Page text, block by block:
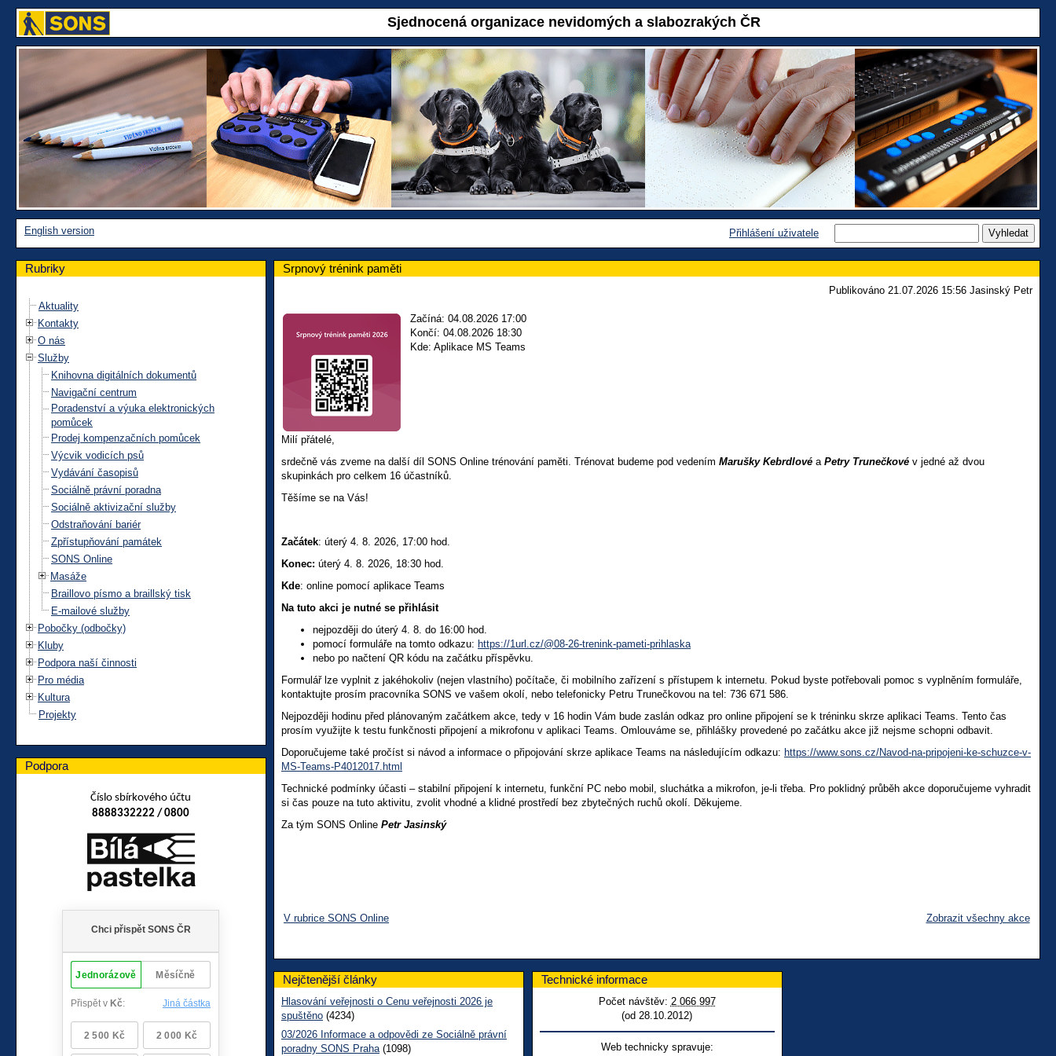
Sjednocená organizace nevidomých a slabozrakých ČR
English version Přihlášení uživatele
Rubriky
Aktuality
Kontakty
O nás
Služby
Knihovna digitálních dokumentů
Navigační centrum
Poradenství a výuka elektronických
pomůcek
Prodej kompenzačních pomůcek
Výcvik vodicích psů
Vydávání časopisů
Sociálně právní poradna
Sociálně aktivizační služby
Odstraňování bariér
Zpřístupňování památek
SONS Online
Masáže
Braillovo písmo a braillský tisk
E-mailové služby
Pobočky (odbočky)
Kluby
Podpora naší činnosti
Pro média
Kultura
Projekty
Srpnový trénink paměti
Publikováno 21.07.2026 15:56 Jasinský Petr
Začíná: 04.08.2026 17:00
Končí: 04.08.2026 18:30
Kde: Aplikace MS Teams
Milí přátelé,
srdečně vás zveme na další díl SONS Online trénování paměti. Trénovat budeme pod vedením Marušky Kebrdlové a Petry Trunečkové v jedné až dvou
skupinkách pro celkem 16 účastníků.
Těšíme se na Vás!
Začátek: úterý 4. 8. 2026, 17:00 hod.
Konec: úterý 4. 8. 2026, 18:30 hod.
Kde: online pomocí aplikace Teams
Na tuto akci je nutné se přihlásit
nejpozději do úterý 4. 8. do 16:00 hod.
pomocí formuláře na tomto odkazu: https://1url.cz/@08-26-trenink-pameti-prihlaska
nebo po načtení QR kódu na začátku příspěvku.
Formulář lze vyplnit z jakéhokoliv (nejen vlastního) počítače, či mobilního zařízení s přístupem k internetu. Pokud byste potřebovali pomoc s vyplněním formuláře,
kontaktujte prosím pracovníka SONS ve vašem okolí, nebo telefonicky Petru Trunečkovou na tel: 736 671 586.
Nejpozději hodinu před plánovaným začátkem akce, tedy v 16 hodin Vám bude zaslán odkaz pro online připojení se k tréninku skrze aplikaci Teams. Tento čas
prosím využijte k testu funkčnosti připojení a mikrofonu v aplikaci Teams. Omlouváme se, přihlášky provedené po začátku akce již nejsme schopni odbavit.
Doporučujeme také pročíst si návod a informace o připojování skrze aplikace Teams na následujícím odkazu: https://www.sons.cz/Navod-na-pripojeni-ke-schuzce-v-
MS-Teams-P4012017.html
Technické podmínky účasti – stabilní připojení k internetu, funkční PC nebo mobil, sluchátka a mikrofon, je-li třeba. Pro poklidný průběh akce doporučujeme vyhradit
si čas pouze na tuto aktivitu, zvolit vhodné a klidné prostředí bez zbytečných ruchů okolí. Děkujeme.
Za tým SONS Online Petr Jasinský
V rubrice SONS Online Zobrazit všechny akce
Podpora
Číslo sbírkového účtu
8888332222 / 0800
Nejčtenější články
Hlasování veřejnosti o Cenu veřejnosti 2026 je
spuštěno (4234)
03/2026 Informace a odpovědi ze Sociálně právní
poradny SONS Praha (1098)
Technické informace
Počet návštěv: 2 066 997
(od 28.10.2012)
Web technicky spravuje: